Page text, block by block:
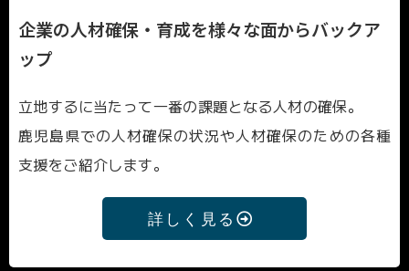
企業の人材確保・育成を様々な面からバックア
ップ
立地するに当たって一番の課題となる人材の確保。
鹿児島県での人材確保の状況や人材確保のための各種
支援をご紹介します。
詳しく見る